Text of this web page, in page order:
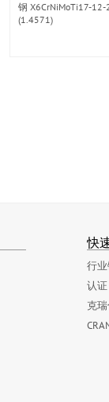
钢 X6CrNiMoTi17-12-
(1.4571)
快
行
认证
克